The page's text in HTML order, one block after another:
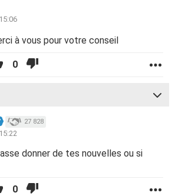
à vous pour votre conseil
0
27 828
donner de tes nouvelles ou si
0